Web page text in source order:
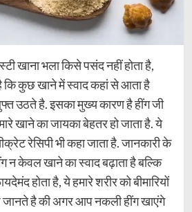
खाना भला किसे पसंद नहीं होता है,
कुछ खाने में स्वाद कहां से आता है
उठते है. इसका मुख्य कारण है हींग जी
खाने का जायका बेहतर हो जाता है. ये
रेसिपी भी कहा जाता है. जानकारी के
न केवल खाने का स्वाद बढ़ाता है बल्कि
होता है, ये हमारे शरीर को बीमारियों
जानते है की अगर आप नकली हींग खाएंगे